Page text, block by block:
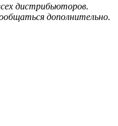
дистрибьюторов.
дополнительно.